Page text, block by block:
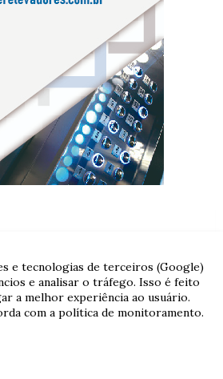
famílias ainda
desconto na
região
e tecnologias de terceiros (Google)
e analisar o tráfego. Isso é feito
a melhor experiência ao usuário.
com a política de monitoramento.